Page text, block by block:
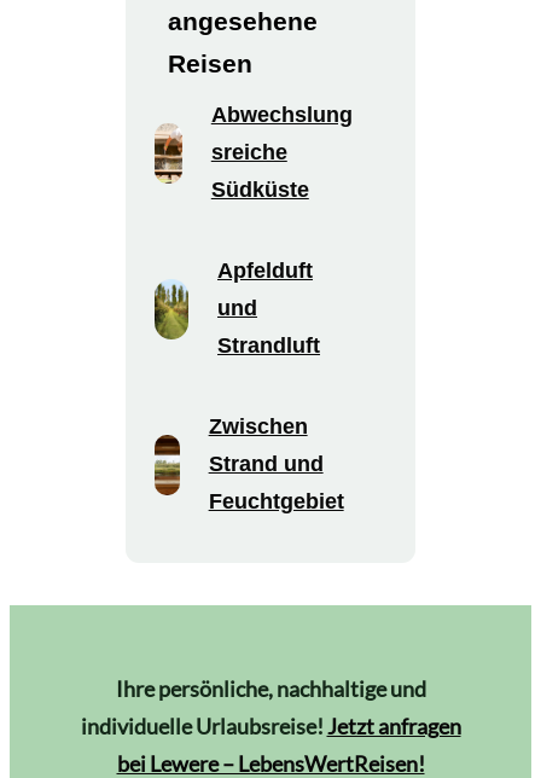
angesehene
Reisen
Abwechslung
sreiche
Südküste
Apfelduft
und
Strandluft
Zwischen
Strand und
Feuchtgebiet
Ihre persönliche, nachhaltige und
individuelle Urlaubsreise!Jetzt anfragen
bei Lewere – LebensWertReisen!